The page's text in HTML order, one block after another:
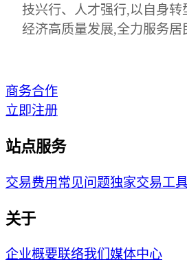
技兴行、人才强行,以自身转
经济高质量发展,全力服务居
商务合作
立即注册
站点服务
交易费用常见问题独家交易工
关于
企业概要联络我们 媒体中心